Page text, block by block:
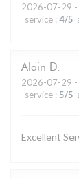
2026-07-29
service : 4/5
Alain D
2026-07-29
service : 5/5
Excellent